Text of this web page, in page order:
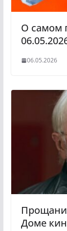
О самом
06.05.2026
Доме